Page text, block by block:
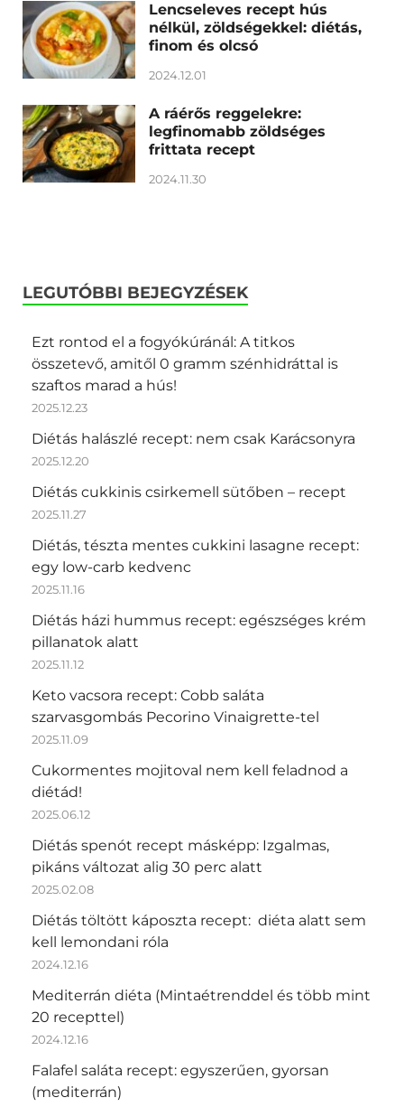
Lencseleves recept hús
nélkül, zöldségekkel: diétás,
finom és olcsó
2024.12.01
A ráérős reggelekre:
legfinomabb zöldséges
frittata recept
2024.11.30
LEGUTÓBBI BEJEGYZÉSEK
Ezt rontod el a fogyókúránál: A titkos
összetevő, amitől 0 gramm szénhidráttal is
szaftos marad a hús!
2025.12.23
Diétás halászlé recept: nem csak Karácsonyra
2025.12.20
Diétás cukkinis csirkemell sütőben – recept
2025.11.27
Diétás, tészta mentes cukkini lasagne recept:
egy low-carb kedvenc
2025.11.16
Diétás házi hummus recept: egészséges krém
pillanatok alatt
2025.11.12
Keto vacsora recept: Cobb saláta
szarvasgombás Pecorino Vinaigrette-tel
2025.11.09
Cukormentes mojitoval nem kell feladnod a
diétád!
2025.06.12
Diétás spenót recept másképp: Izgalmas,
pikáns változat alig 30 perc alatt
2025.02.08
Diétás töltött káposzta recept: diéta alatt sem
kell lemondani róla
2024.12.16
Mediterrán diéta (Mintaétrenddel és több mint
20 recepttel)
2024.12.16
Falafel saláta recept: egyszerűen, gyorsan
(mediterrán)